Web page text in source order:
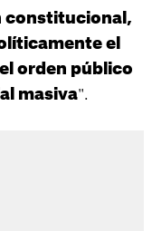
constitucional,
el
orden público
masiva".